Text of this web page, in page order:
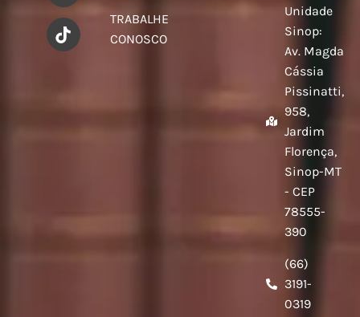
TRABALHE
CONOSCO
Unidade
Sinop:
Av. Magda
Cássia
Pissinatti,
958,
Jardim
Florença,
Sinop-MT
- CEP
78555-
390
(66)
3191-
0319